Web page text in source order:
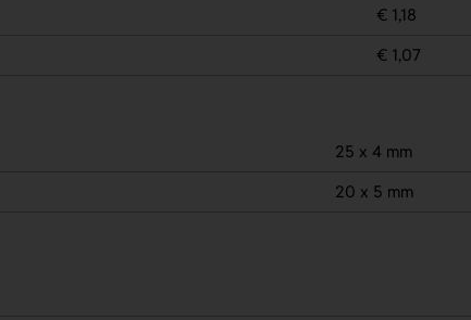
€ 1,18
€ 1,07
25 x 4 mm
20 x 5 mm